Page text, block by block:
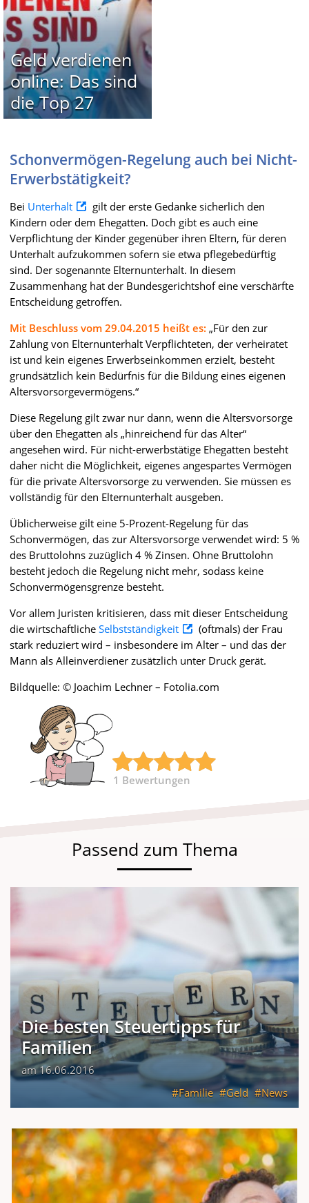
Geld verdienen
online: Das sind
die Top 27
Schonvermögen-Regelung auch bei Nicht-
Erwerbstätigkeit?
Bei Unterhalt
gilt der erste Gedanke sicherlich den
Kindern oder dem Ehegatten. Doch gibt es auch eine
Verpflichtung der Kinder gegenüber ihren Eltern, für deren
Unterhalt aufzukommen sofern sie etwa pflegebedürftig
sind. Der sogenannte Elternunterhalt. In diesem
Zusammenhang hat der Bundesgerichtshof eine verschärfte
Entscheidung getroffen.
Mit Beschluss vom 29.04.2015 heißt es: „Für den zur
Zahlung von Elternunterhalt Verpflichteten, der verheiratet
ist und kein eigenes Erwerbseinkommen erzielt, besteht
grundsätzlich kein Bedürfnis für die Bildung eines eigenen
Altersvorsorgevermögens.“
Diese Regelung gilt zwar nur dann, wenn die Altersvorsorge
über den Ehegatten als „hinreichend für das Alter“
angesehen wird. Für nicht-erwerbstätige Ehegatten besteht
daher nicht die Möglichkeit, eigenes angespartes Vermögen
für die private Altersvorsorge zu verwenden. Sie müssen es
vollständig für den Elternunterhalt ausgeben.
Üblicherweise gilt eine 5-Prozent-Regelung für das
Schonvermögen, das zur Altersvorsorge verwendet wird: 5 %
des Bruttolohns zuzüglich 4 % Zinsen. Ohne Bruttolohn
besteht jedoch die Regelung nicht mehr, sodass keine
Schonvermögensgrenze besteht.
Vor allem Juristen kritisieren, dass mit dieser Entscheidung
die wirtschaftliche Selbstständigkeit
(oftmals) der Frau
stark reduziert wird – insbesondere im Alter – und das der
Mann als Alleinverdiener zusätzlich unter Druck gerät.
Bildquelle: © Joachim Lechner – Fotolia.com
1 Bewertungen
Passend zum Thema
Die besten Steuertipps für
Familien
am 16.06.2016
Familie
Geld News